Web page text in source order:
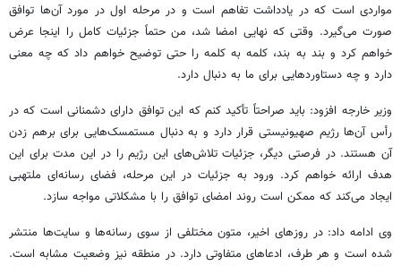
مواردی است که در یادداشت تفاهم است و در مرحله اول در مورد آن‌ها توافق
صورت می‌گیرد. وقتی که نهایی امضا شد، من حتماً جزئیات کامل را اینجا عرض
خواهم کرد و بند به بند، کلمه به کلمه را حتی توضیح خواهم داد که چه معنی
دارد و چه دستاوردهایی برای ما به دنبال دارد.
وزیر خارجه افزود: باید صراحتاً تأکید کنم که این توافق دارای دشمنانی است که در
رأس آن‌ها رژیم صهیونیستی قرار دارد و به دنبال مستمسک‌هایی برای برهم زدن
آن هستند. در فرصتی دیگر، جزئیات تلاش‌های این رژیم را در این مدت برای این
هدف ارائه خواهم کرد. ورود به جزئیات در این مرحله، فضای رسانه‌ای ملتهبی
ایجاد می‌کند که ممکن است روند امضای توافق را با مشکلاتی مواجه سازد.
وی ادامه داد: در روزهای اخیر، متون مختلفی از سوی رسانه‌ها و سایت‌ها منتشر
شده است و هر طرف، ادعاهای متفاوتی دارد. در منطقه نیز وضعیت مشابه است.